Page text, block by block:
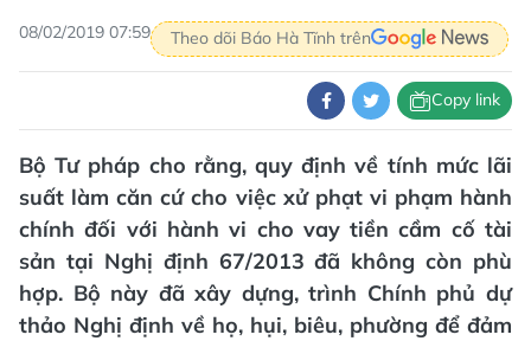
08/02/2019 07:59 Theo dõi Báo Hà Tĩnh trên
Copy link
Bộ Tư pháp cho rằng, quy định về tính mức lãi
suất làm căn cứ cho việc xử phạt vi phạm hành
chính đối với hành vi cho vay tiền cầm cố tài
sản tại Nghị định 67/2013 đã không còn phù
hợp. Bộ này đã xây dựng, trình Chính phủ dự
thảo Nghị định về họ, hụi, biêu, phường để đảm